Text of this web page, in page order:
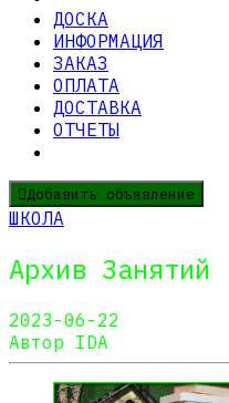
ДОСКА
ИНФОРМАЦИЯ
ЗАКАЗ
ОПЛАТА
ДОСТАВКА
ОТЧЕТЫ
Добавить объявление
ШКОЛА
Архив Занятий
2023-06-22
Автор IDA